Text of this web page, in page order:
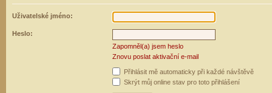
Uživatelské jméno:
Heslo:
Zapomněl(a) jsem heslo
Znovu poslat aktivační e-mail
Přihlásit mě automaticky při každé návštěvě
Skrýt můj online stav pro toto přihlášení